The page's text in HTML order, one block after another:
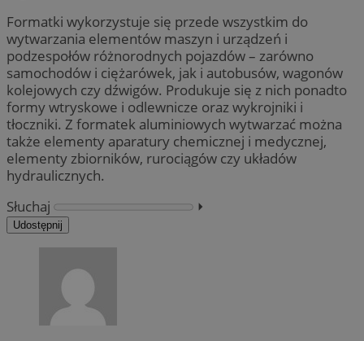
Formatki wykorzystuje się przede wszystkim do
wytwarzania elementów maszyn i urządzeń i
podzespołów różnorodnych pojazdów – zarówno
samochodów i ciężarówek, jak i autobusów, wagonów
kolejowych czy dźwigów. Produkuje się z nich ponadto
formy wtryskowe i odlewnicze oraz wykrojniki i
tłoczniki. Z formatek aluminiowych wytwarzać można
także elementy aparatury chemicznej i medycznej,
elementy zbiorników, rurociągów czy układów
hydraulicznych.
Słuchaj
⏵︎
Udostępnij